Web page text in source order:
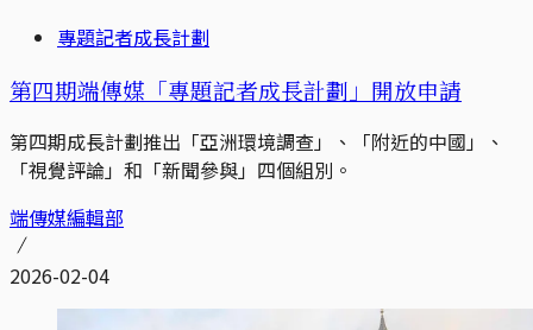
專題記者成長計劃
第四期端傳媒「專題記者成長計劃」開放申請
第四期成長計劃推出「亞洲環境調查」、「附近的中國」、
「視覺評論」和「新聞參與」四個組別。
端傳媒編輯部
2026-02-04